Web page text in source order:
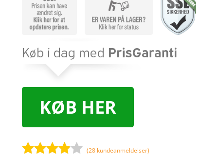
KØB HER
(28 kundeanmeldelser)